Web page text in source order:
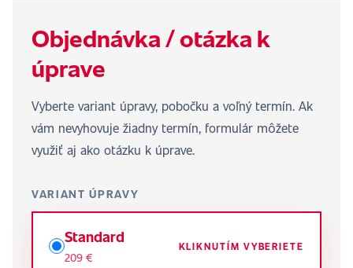
Objednávka / otázka k
úprave
Vyberte variant úpravy, pobočku a voľný termín. Ak
vám nevyhovuje žiadny termín, formulár môžete
využiť aj ako otázku k úprave.
VARIANT ÚPRAVY
Standard
209 €
KLIKNUTÍM VYBERIETE